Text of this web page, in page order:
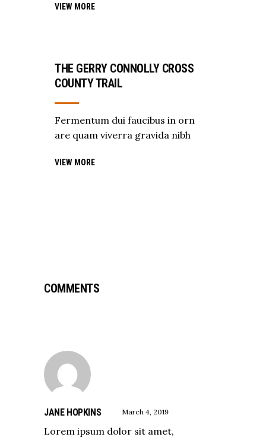
VIEW MORE
THE GERRY CONNOLLY CROSS
COUNTY TRAIL
Fermentum dui faucibus in orn
are quam viverra gravida nibh
VIEW MORE
COMMENTS
JANE HOPKINS March 4, 2019
Lorem ipsum dolor sit amet,